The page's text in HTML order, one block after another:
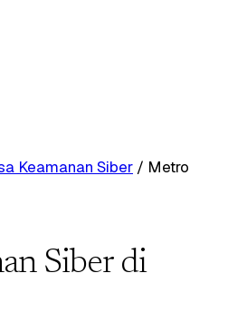
Keamanan Siber / Metro
Siber di